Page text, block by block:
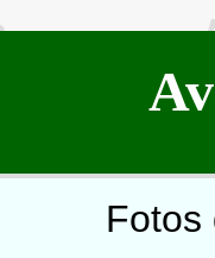
Fotos